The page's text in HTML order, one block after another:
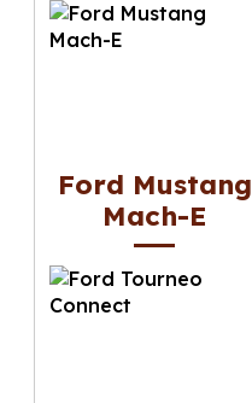
Ford Mustang
Mach-E